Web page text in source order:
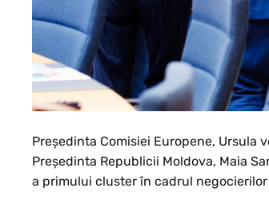
Președinta Comisiei Europene, Ursula
Președinta Republicii Moldova, Maia
a primului cluster în cadrul negocierilor